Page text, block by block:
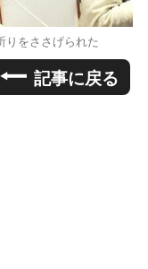
りをささげられた
記事に戻る